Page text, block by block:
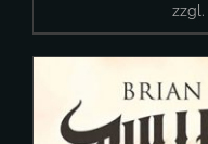
zzgl.